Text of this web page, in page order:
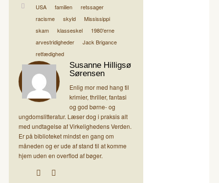
USA familien
retssager
racisme
skyld
Mississippi
skam
klasseskel
1980'erne
arvestridigheder
Jack Brigance
retfædighed
Susanne Hilligsø
Sørensen
Enlig mor med hang til
krimier, thriller, fantasi
og god børne- og
ungdomslitteratur. Læser dog i praksis alt
med undtagelse af Virkelighedens Verden.
Er på biblioteket mindst en gang om
måneden og er ude af stand til at komme
hjem uden en overflod af bøger.